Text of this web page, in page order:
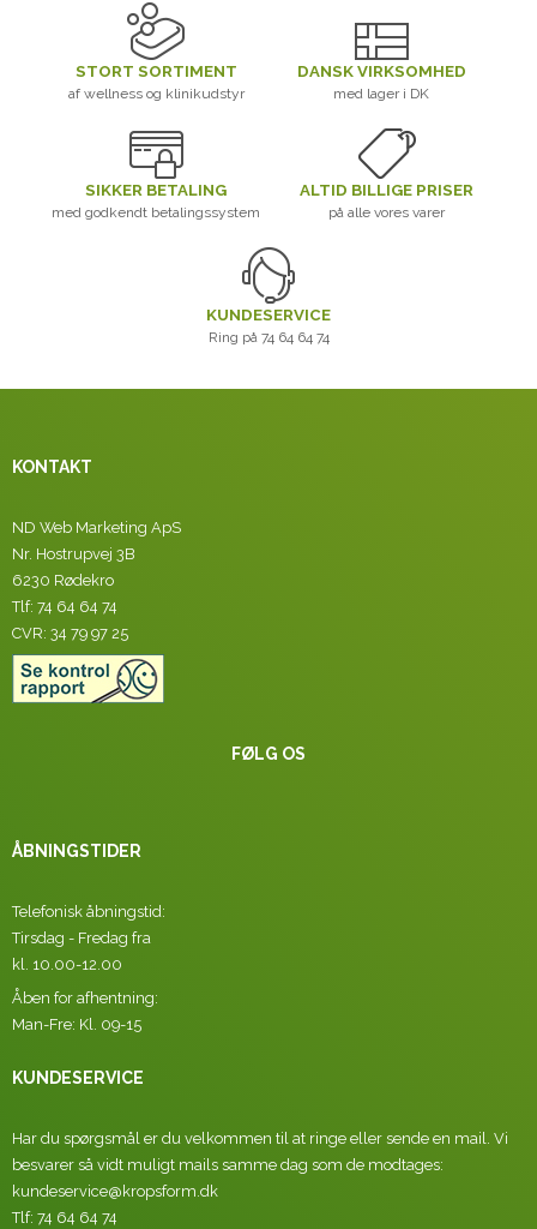
STORT SORTIMENT
af wellness og klinikudstyr
DANSK VIRKSOMHED
med lager i DK
SIKKER BETALING
med godkendt betalingssystem
ALTID BILLIGE PRISER
på alle vores varer
KUNDESERVICE
Ring på 74 64 64 74
KONTAKT
ND Web Marketing ApS
Nr. Hostrupvej 3B
6230 Rødekro
Tlf: 74 64 64 74
CVR: 34 79 97 25
FØLG OS
ÅBNINGSTIDER
Telefonisk åbningstid:
Tirsdag - Fredag fra
kl. 10.00-12.00
Åben for afhentning:
Man-Fre: Kl. 09-15
KUNDESERVICE
Har du spørgsmål er du velkommen til at ringe eller sende en mail. Vi
besvarer så vidt muligt mails samme dag som de modtages:
kundeservice@kropsform.dk
Tlf: 74 64 64 74